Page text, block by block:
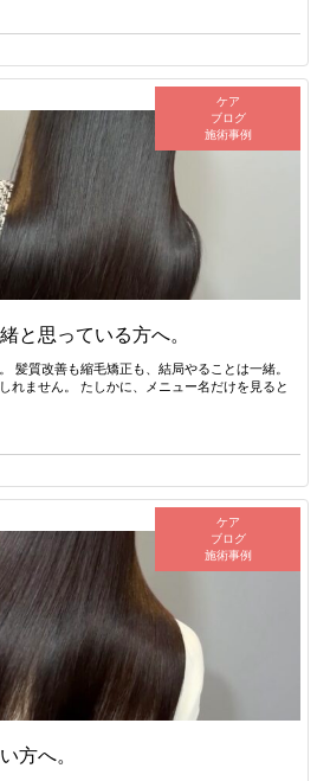
ケア
ブログ
施術事例
と思っている方へ。
髪質改善も縮毛矯正も、結局やることは一緒。
れません。 たしかに、メニュー名だけを見ると
ケア
ブログ
施術事例
方へ。